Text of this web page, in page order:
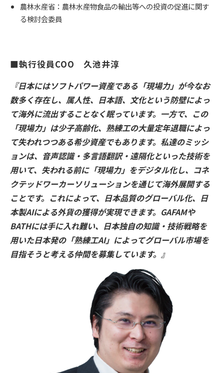
農林⽔産省：農林⽔産物⾷品の輸出等への投資の促進に関す
る検討会委員
■執行役員COO　久池井淳
『日本にはソフトパワー資産である「現場力」が今なお
数多く存在し、属人性、日本語、文化という防壁によっ
て海外に流出することなく眠っています。一方で、この
「現場力」は少子高齢化、熟練工の大量定年退職によっ
て失われつつある希少資産でもあります。私達のミッシ
ョンは、音声認識・多言語翻訳・遠隔化といった技術を
用いて、失われる前に「現場力」をデジタル化し、コネ
クテッドワーカーソリューションを通じて海外展開する
ことです。これによって、日本品質のグローバル化、日
本製AIによる外貨の獲得が実現できます。GAFAMや
BATHには手に入れ難い、日本独自の知識・技術戦略を
用いた日本発の「熟練工AI」によってグローバル市場を
目指そうと考える仲間を募集しています。』